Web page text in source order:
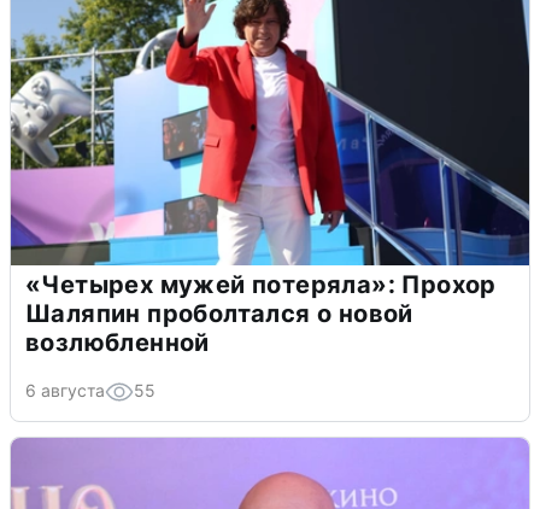
«Четырех мужей потеряла»: Прохор
Шаляпин проболтался о новой
возлюбленной
6 августа 55